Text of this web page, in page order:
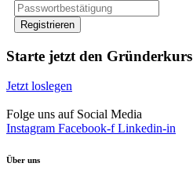
Registrieren
Starte jetzt den Gründerkurs
Jetzt loslegen
Folge uns auf Social Media
Instagram Facebook-f Linkedin-in
Über uns